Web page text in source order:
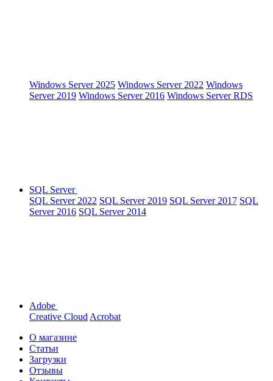
Windows Server 2025 Windows Server 2022 Windows
Server 2019 Windows Server 2016 Windows Server RDS
SQL Server
SQL Server 2022 SQL Server 2019 SQL Server 2017 SQL
Server 2016 SQL Server 2014
Adobe
Creative Cloud Acrobat
О магазине
Статьи
Загрузки
Отзывы